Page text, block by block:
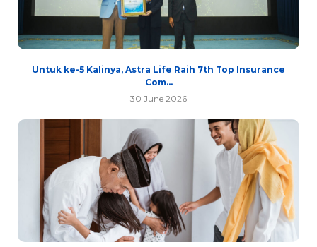
Untuk ke-5 Kalinya, Astra Life Raih 7th Top Insurance
Com...
30 June 2026